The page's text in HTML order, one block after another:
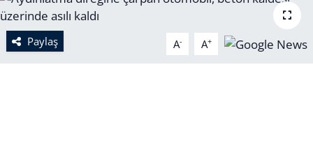
Paylaş A- A+